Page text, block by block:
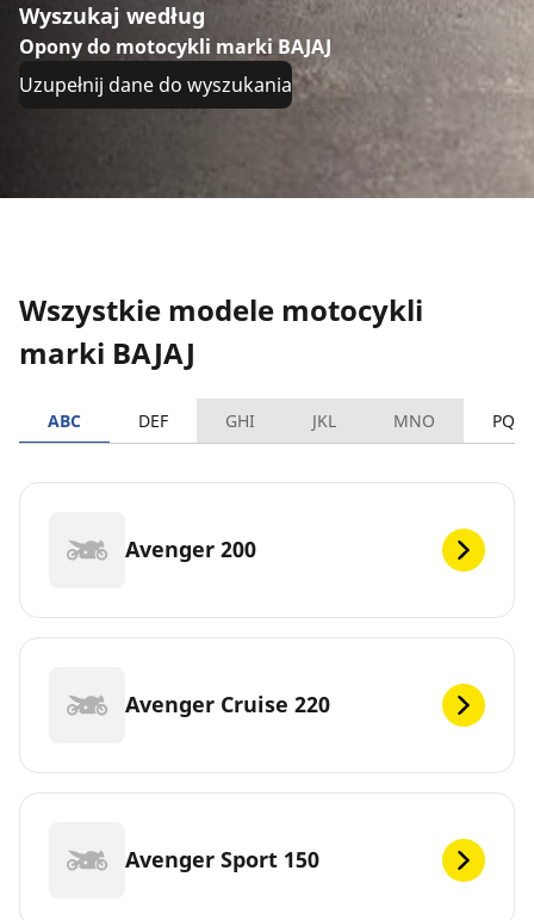
Wyszukaj według
Opony do motocykli marki BAJAJ
Uzupełnij dane do wyszukania
Wszystkie modele motocykli
marki BAJAJ
ABC DEF GHI JKL MNO PQRS
Avenger 200
Avenger Cruise 220
Avenger Sport 150